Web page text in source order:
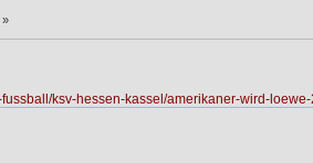
»
ksv-hessen-kassel/amerikaner-wird-loewe-